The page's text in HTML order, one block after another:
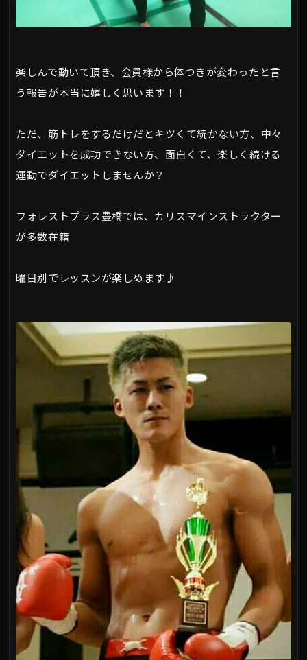
楽しんで動いて頂き、会員様から体つきが変わったと言
う報告が本当に嬉しく思います！！
ただ、筋トレをするだけだとキツくて続かない方、中々
ダイエットを成功できない方、面白くて、楽しく続ける
運動でダイエットしませんか？
フォレストプラス豊橋では、カリスマインストラクター
が多数在籍
曜日別でレッスンが楽しめます♪